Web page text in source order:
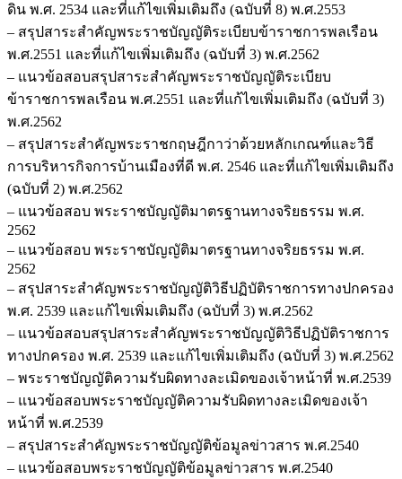
ดิน พ.ศ. 2534 และที่แก้ไขเพิ่มเติมถึง (ฉบับที่ 8) พ.ศ.2553
– สรุปสาระสำคัญพระราชบัญญัติระเบียบข้าราชการพลเรือน
พ.ศ.2551 และที่แก้ไขเพิ่มเติมถึง (ฉบับที่ 3) พ.ศ.2562
– แนวข้อสอบสรุปสาระสำคัญพระราชบัญญัติระเบียบ
ข้าราชการพลเรือน พ.ศ.2551 และที่แก้ไขเพิ่มเติมถึง (ฉบับที่ 3)
พ.ศ.2562
– สรุปสาระสำคัญพระราชกฤษฎีกาว่าด้วยหลักเกณฑ์และวิธี
การบริหารกิจการบ้านเมืองที่ดี พ.ศ. 2546 และที่แก้ไขเพิ่มเติมถึง
(ฉบับที่ 2) พ.ศ.2562
– แนวข้อสอบ พระราชบัญญัติมาตรฐานทางจริยธรรม พ.ศ.
2562
– แนวข้อสอบ พระราชบัญญัติมาตรฐานทางจริยธรรม พ.ศ.
2562
– สรุปสาระสำคัญพระราชบัญญัติวิธีปฏิบัติราชการทางปกครอง
พ.ศ. 2539 และแก้ไขเพิ่มเติมถึง (ฉบับที่ 3) พ.ศ.2562
– แนวข้อสอบสรุปสาระสำคัญพระราชบัญญัติวิธีปฏิบัติราชการ
ทางปกครอง พ.ศ. 2539 และแก้ไขเพิ่มเติมถึง (ฉบับที่ 3) พ.ศ.2562
– พระราชบัญญัติความรับผิดทางละเมิดของเจ้าหน้าที่ พ.ศ.2539
– แนวข้อสอบพระราชบัญญัติความรับผิดทางละเมิดของเจ้า
หน้าที่ พ.ศ.2539
– สรุปสาระสำคัญพระราชบัญญัติข้อมูลข่าวสาร พ.ศ.2540
– แนวข้อสอบพระราชบัญญัติข้อมูลข่าวสาร พ.ศ.2540